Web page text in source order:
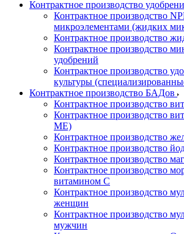
Контрактное производство
Контрактное производство
микроэлементами (жидких
Контрактное производство
Контрактное производство
удобрений
Контрактное производство
культуры
Контрактное производство БАДов
Контрактное производство
Контрактное производство
МЕ)
Контрактное производство
Контрактное производство
Контрактное производство
Контрактное производство
витамином С
Контрактное производство
женщин
Контрактное производство
мужчин